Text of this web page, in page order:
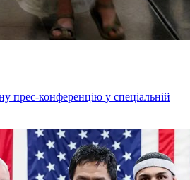
прес-конференцію у спеціальній